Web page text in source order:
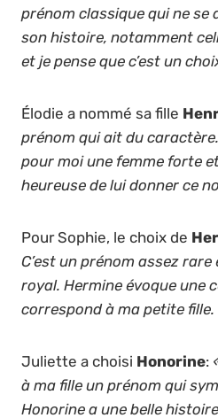
prénom classique qui ne se
son histoire, notamment
et je pense que c’est un
Élodie a nommé sa fille
prénom qui ait du
pour moi une femme forte
heureuse de lui donner ce
Pour Sophie, le choix de
C’est un prénom assez rare
royal. Hermine évoque une
correspond à ma petite fille.
Juliette a choisi Honorine:
à ma fille un prénom qui
Honorine a une belle